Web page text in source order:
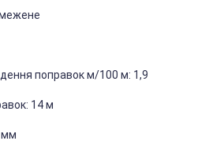
поправок м/100 м: 1,9
14 м
мм